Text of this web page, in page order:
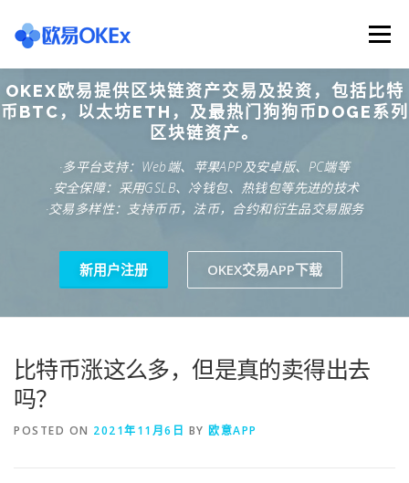
content
Menu
欧意交易所 关于欧意OKX 欧意APP下载
欧意注册网址 欧意交易下载 欧意团队
OKEX欧易提供区块链资产交易及投资，包括比特
币BTC，以太坊ETH，及最热门狗狗币DOGE系列
区块链资产。
·多平台支持：Web端、苹果APP及安卓版、PC端等
·安全保障：采用GSLB、冷钱包、热钱包等先进的技术
·交易多样性：支持币币，法币，合约和衍生品交易服务
新用户注册 OKEX交易APP下载
比特币涨这么多，但是真的卖得出去
吗？
POSTED ON 2021年11月6日 BY 欧意APP